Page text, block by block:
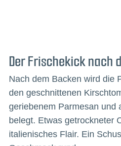
Der Frischekick nach
Nach dem Backen wird die
den geschnittenen
geriebenem Parmesan und
belegt. Etwas getrockneter
italienisches Flair. Ein